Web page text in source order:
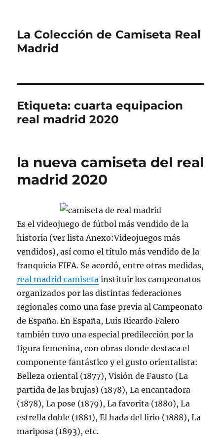
La Colección de Camiseta Real
Madrid
Etiqueta:cuarta equipacion
real madrid 2020
la nueva camiseta del real
madrid 2020
Es el videojuego de fútbol más vendido de la
historia (ver lista Anexo:Videojuegos más
vendidos), así como el título más vendido de la
franquicia FIFA. Se acordó, entre otras medidas,
real madrid camiseta instituir los campeonatos
organizados por las distintas federaciones
regionales como una fase previa al Campeonato
de España. En España, Luis Ricardo Falero
también tuvo una especial predilección por la
figura femenina, con obras donde destaca el
componente fantástico y el gusto orientalista:
Belleza oriental (1877), Visión de Fausto (La
partida de las brujas) (1878), La encantadora
(1878), La pose (1879), La favorita (1880), La
estrella doble (1881), El hada del lirio (1888), La
mariposa (1893), etc.